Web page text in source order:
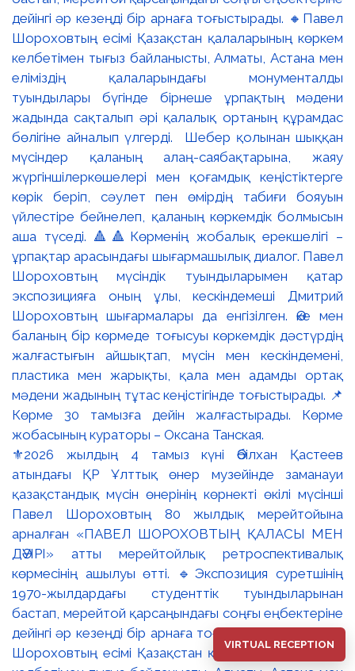
⚜️2026 жылдың 4 тамыз күні Әбілхан Қастеев
атындағы ҚР Ұлттық өнер музейінде заманауи
қазақстандық мүсін өнерінің көрнекті өкілі мүсінші
Павел Шороховтың 80 жылдық мерейтойына
арналған «ПАВЕЛ ШОРОХОВТЫҢ ҚАЛАСЫ МЕН
ДӘУІРІ» атты мерейтойлық ретроспективалық
көрмесінің ашылуы өтті. 🔹Экспозиция суретшінің
1970-жылдардағы студенттік туындыларынан
бастап, мерейтой қарсаңындағы соңғы еңбектеріне
дейінгі әр кезеңді бір арнаға тоғыстырады. 🔸Павел
Шороховтың есімі Қазақстан қалаларының көркем
VIRTUAL RECEPTION